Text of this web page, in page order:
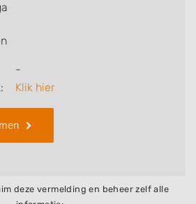
u al ervaring heeft met dit
Bekijk dan andere
inNijmegen
-
Klik hier
deze vermelding en beheer zelf alle